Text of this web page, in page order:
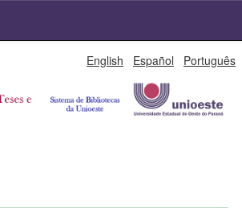
English Español Português